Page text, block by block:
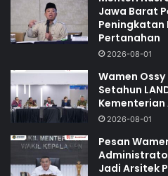
Jawa Barat
Peningkatan
Pertanahan
2026-08-01
Wamen
Setahun
Kementerian
2026-08-01
Pesan
Jadi Arsitek